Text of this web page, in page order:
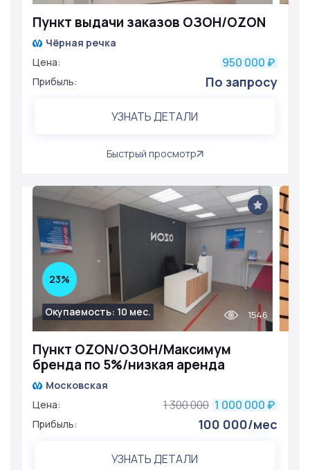
Пункт выдачи заказов ОЗОН/OZON
Чёрная речка
Цена:
950 000 ₽
Прибыль: По запросу
УЗНАТЬ ДЕТАЛИ
Быстрый просмотр
Пункт OZON/ОЗОН/Максимум
бренда по 5%/низкая аренда
Окупаемость: 10 мес.
23%
1546
Московская
Цена:
1 000 000 ₽
1 300 000
Прибыль: 100 000/мес
УЗНАТЬ ДЕТАЛИ